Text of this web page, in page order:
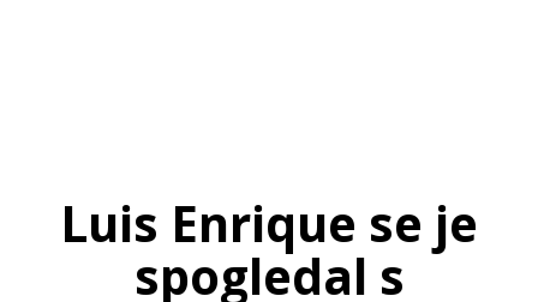
Luis Enrique se je
spogledal s